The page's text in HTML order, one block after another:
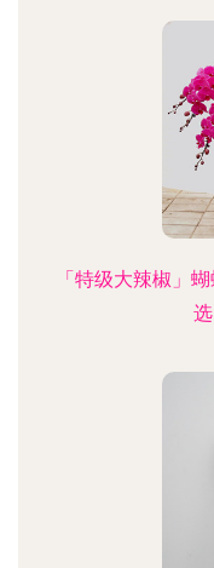
「特级大辣椒」